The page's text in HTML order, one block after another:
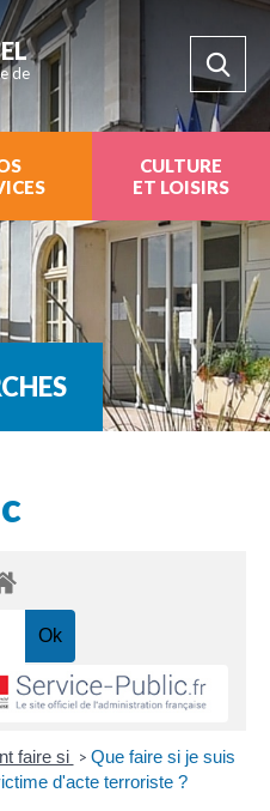
de
CULTURE
ET LOISIRS
faire si > Que faire si je suis
d'acte terroriste ?